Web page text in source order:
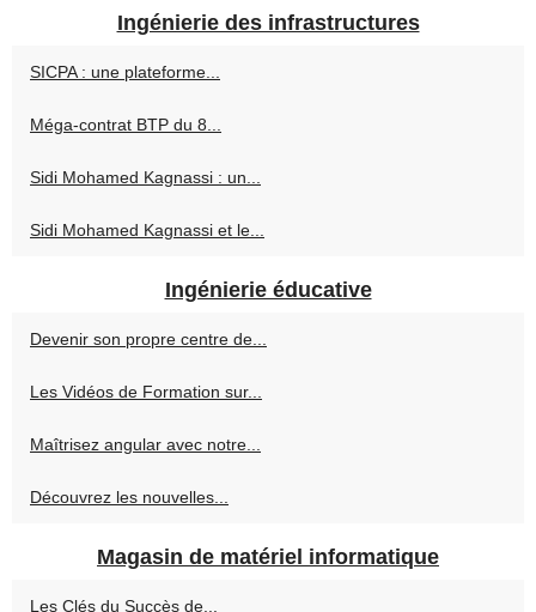
Ingénierie des infrastructures
SICPA : une plateforme...
Méga-contrat BTP du 8...
Sidi Mohamed Kagnassi : un...
Sidi Mohamed Kagnassi et le...
Ingénierie éducative
Devenir son propre centre de...
Les Vidéos de Formation sur...
Maîtrisez angular avec notre...
Découvrez les nouvelles...
Magasin de matériel informatique
Les Clés du Succès de...